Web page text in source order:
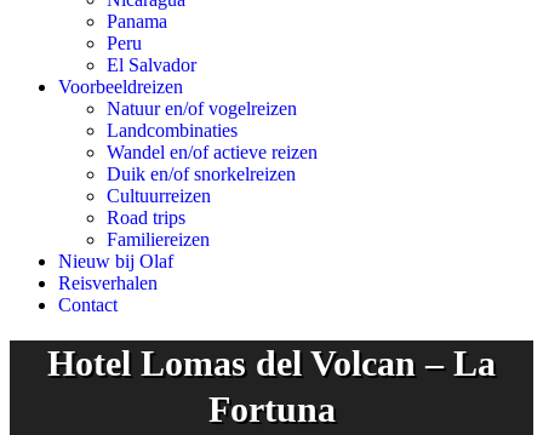
Panama
Peru
El Salvador
Voorbeeldreizen
Natuur en/of vogelreizen
Landcombinaties
Wandel en/of actieve reizen
Duik en/of snorkelreizen
Cultuurreizen
Road trips
Familiereizen
Nieuw bij Olaf
Reisverhalen
Contact
Hotel Lomas del Volcan – La
Fortuna